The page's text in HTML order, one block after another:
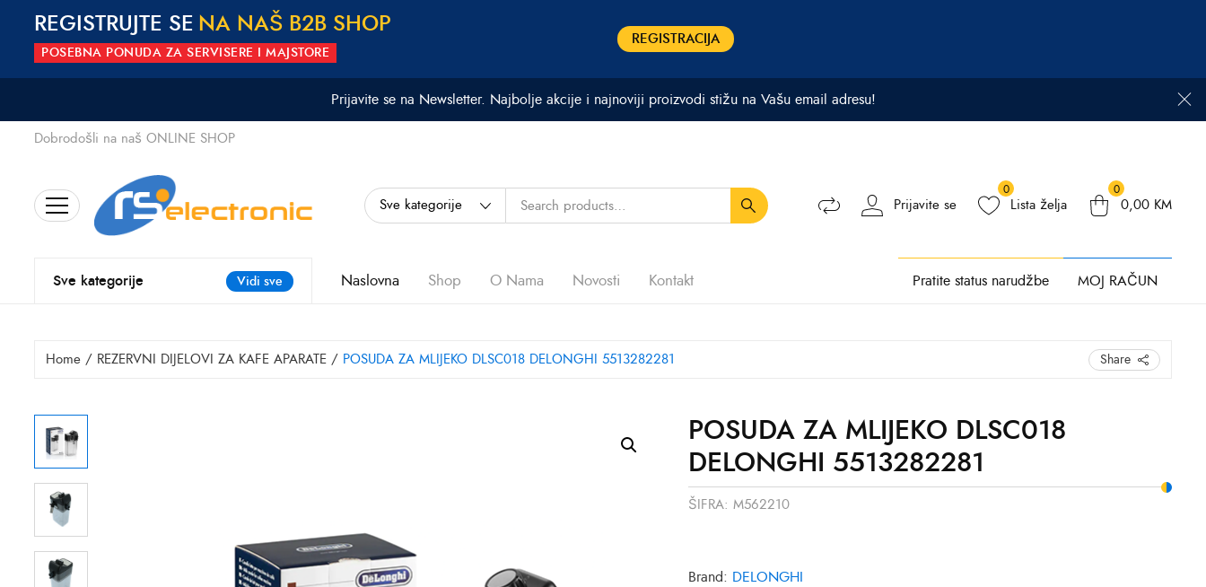
REGISTRUJTE SE NA NAŠ B2B S H OP
POSEBNA PONUDA ZA SERVISERE I MAJSTORE
REGISTRACIJA
Prijavite se na Newsletter. Najbolje akcije i najnoviji proizvodi stižu na Vašu email adresu!
Dobrodošli na naš ONLINE SHOP
Prijavite se
0
Lista želja
0
0,00 KM
Sve kategorije Vidi sve Naslovna Shop O Nama Novosti Kontakt Pratite status narudžbe MOJ RAČUN
Home / REZERVNI DIJELOVI ZA KAFE APARATE / POSUDA ZA MLIJEKO DLSC018 DELONGHI 5513282281 Share
POSUDA ZA MLIJEKO DLSC018
DELONGHI 5513282281
ŠIFRA: M562210
Brand: DELONGHI